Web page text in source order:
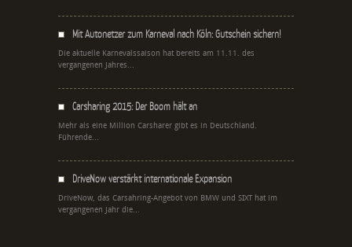
Mit Autonetzer zum Karneval nach Köln: Gutschein sichern!
Die aktuelle Karnevalssaison hat bereits am 11.11. des
vergangenen Jahres...
Carsharing 2015: Der Boom hält an
Mehr als eine Million Carsharer gibt es in Deutschland.
Führende...
DriveNow verstärkt internationale Expansion
DriveNow, das Carsahring-Angebot von BMW und SIXT hat im
vergangenen Jahr die...